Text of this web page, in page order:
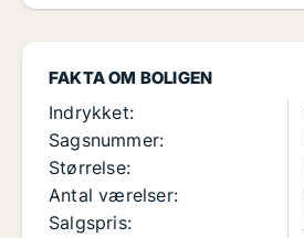
FAKTA OM BOLIGEN
Indrykket:
Sagsnummer:
Størrelse:
Antal værelser:
Salgspris: